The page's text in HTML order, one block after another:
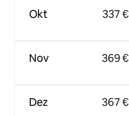
Okt
Nov
Dez
337 €
369 €
367 €